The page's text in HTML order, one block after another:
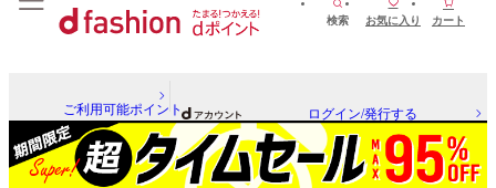
検索 お気に入り カート
ご利用可能ポイント ログイン/発行する